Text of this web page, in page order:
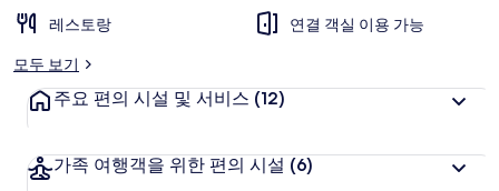
레스토랑
연결 객실 이용 가능
모두 보기
주요 편의 시설 및 서비스 (12)
가족 여행객을 위한 편의 시설 (6)